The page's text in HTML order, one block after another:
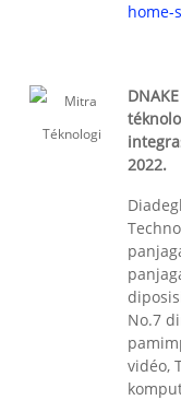
home-
2022.
No.7
vidéo,